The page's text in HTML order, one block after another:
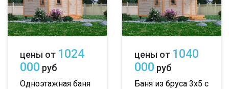
цены от 1024
000 руб
Одноэтажная баня
цены от 1040
000 руб
Баня из бруса 3х5 с